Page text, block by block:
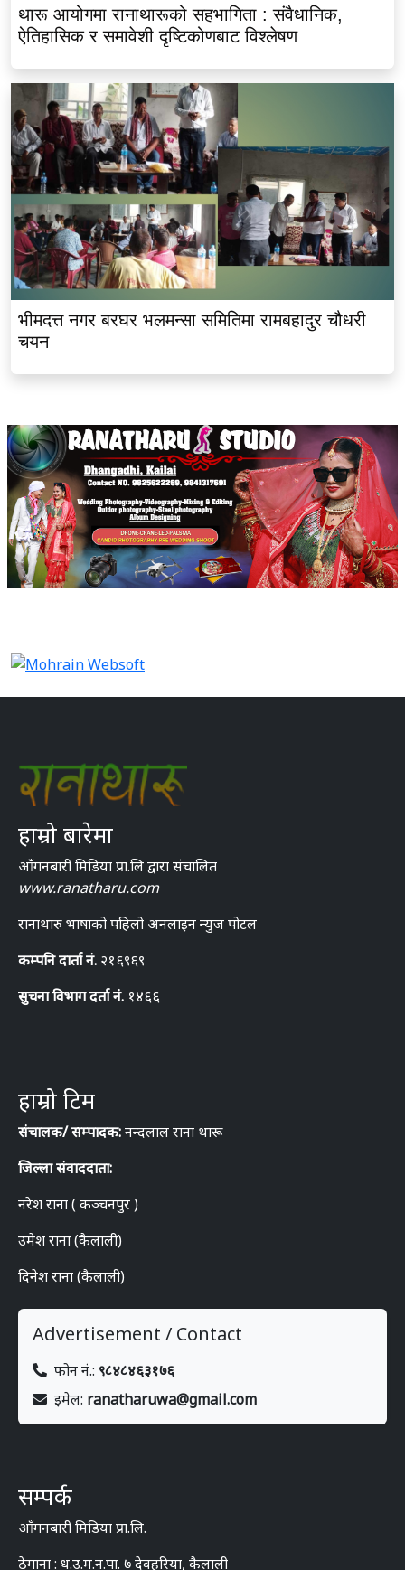
थारू आयोगमा रानाथारूको सहभागिता : संवैधानिक,
ऐतिहासिक र समावेशी दृष्टिकोणबाट विश्लेषण
भीमदत्त नगर बरघर भलमन्सा समितिमा रामबहादुर चौधरी
चयन
हाम्रो बारेमा
आँगनबारी मिडिया प्रा.लि द्वारा संचालित
www.ranatharu.com
रानाथारु भाषाको पहिलो अनलाइन न्युज पोटल
कम्पनि दार्ता नं. २१६९६९
सुचना विभाग दर्ता नं. १४६६
हाम्रो टिम
संचालक/ सम्पादक:नन्दलाल राना थारू
जिल्ला संवाददाता:
नरेश राना ( कञ्चनपुर )
उमेश राना (कैलाली)
दिनेश राना (कैलाली)
Advertisement / Contact
फोन नं.: ९८४८४६३१७६
इमेल: ranatharuwa@gmail.com
सम्पर्क
आँगनबारी मिडिया प्रा.लि.
ठेगाना : ध.उ.म.न.पा. ७ देवहरिया, कैलाली